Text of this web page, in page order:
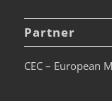
Partner
CEC – European